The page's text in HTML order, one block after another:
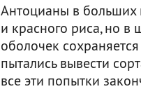
Антоцианы в больших
и красного риса, но в
оболочек
пытались вывести
все эти попытки